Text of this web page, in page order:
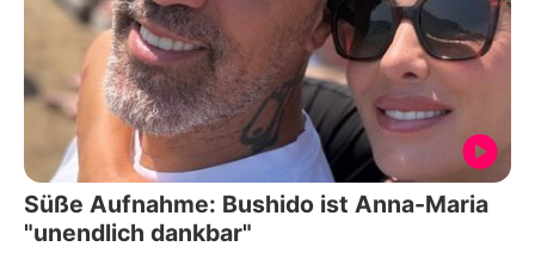
Süße Aufnahme: Bushido ist Anna-Maria
"unendlich dankbar"